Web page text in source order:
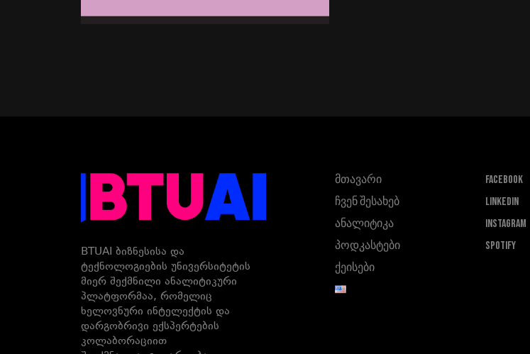
BTUAI ბიზნესისა და
ტექნოლოგიების უნივერსიტეტის
მიერ შექმნილი ანალიტიკური
პლატფორმაა, რომელიც
ხელოვნური ინტელექტის და
დარგობრივი ექსპერტების
კოლაბორაციით
მთავარი
ჩვენ შესახებ
ანალიტიკა
პოდკასტები
ქეისები
FACEBOOK
LINKEDIN
INSTAGRAM
SPOTIFY